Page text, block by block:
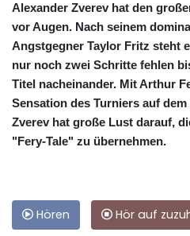
Alexander Zverev hat den
vor Augen. Nach seinem
Angstgegner Taylor Fritz steht
nur noch zwei Schritte fehlen
Titel nacheinander. Mit Arthur
Sensation des Turniers auf
Zverev hat große Lust darauf,
"Fery-Tale" zu übernehmen.
Hören Hör auf